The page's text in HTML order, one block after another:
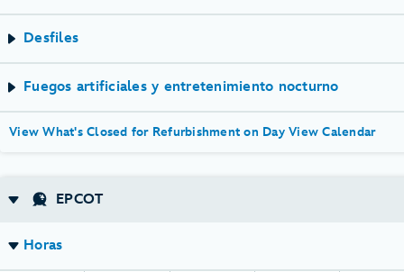
Desfiles
Fuegos artificiales y entretenimiento nocturno
View What's Closed for Refurbishment on Day View Calendar
EPCOT
Horas